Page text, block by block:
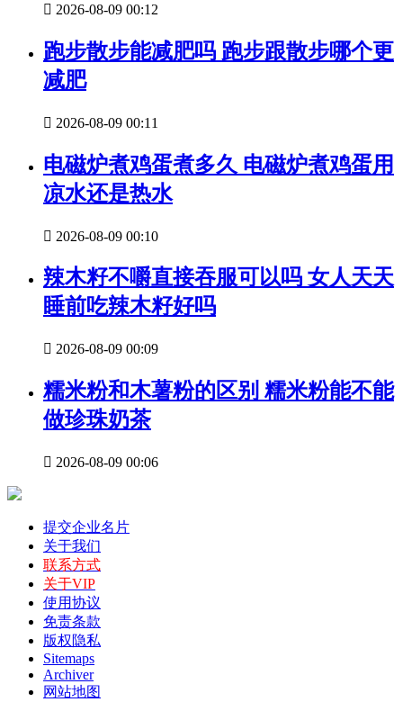
 2026-08-09 00:12
跑步散步能减肥吗 跑步跟散步哪个更
减肥
 2026-08-09 00:11
电磁炉煮鸡蛋煮多久 电磁炉煮鸡蛋用
凉水还是热水
 2026-08-09 00:10
辣木籽不嚼直接吞服可以吗 女人天天
睡前吃辣木籽好吗
 2026-08-09 00:09
糯米粉和木薯粉的区别 糯米粉能不能
做珍珠奶茶
 2026-08-09 00:06
提交企业名片
关于我们
联系方式
关于VIP
使用协议
免责条款
版权隐私
Sitemaps
Archiver
网站地图